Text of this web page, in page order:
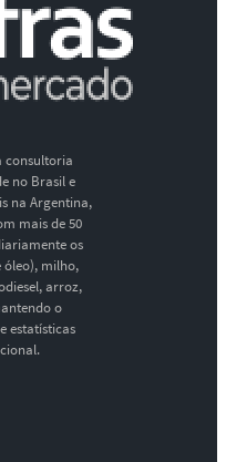
consultoria
no Brasil e
na Argentina,
mais de 50
os
óleo), milho,
arroz,
o
estatísticas